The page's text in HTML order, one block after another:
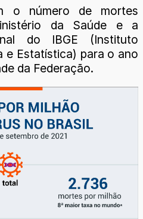
o número de mortes
da Saúde e a
do IBGE (Instituto
e Estatística) para o ano
da Federação.